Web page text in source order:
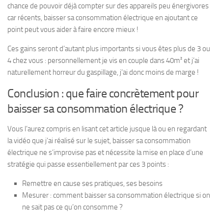
chance de pouvoir déjà compter sur des appareils peu énergivores
car récents, baisser sa consommation électrique en ajoutant ce
point peut vous aider à faire encore mieux !
Ces gains seront d’autant plus importants si vous êtes plus de 3 ou
4 chez vous : personnellement je vis en couple dans 40m² et j’ai
naturellement horreur du gaspillage, j’ai donc moins de marge !
Conclusion : que faire concrètement pour
baisser sa consommation électrique ?
Vous l’aurez compris en lisant cet article jusque là ou en regardant
la vidéo que j’ai réalisé sur le sujet, baisser sa consommation
électrique ne s’improvise pas et nécessite la mise en place d’une
stratégie qui passe essentiellement par ces 3 points :
Remettre en cause ses pratiques, ses besoins
Mesurer : comment baisser sa consommation électrique si on
ne sait pas ce qu’on consomme ?